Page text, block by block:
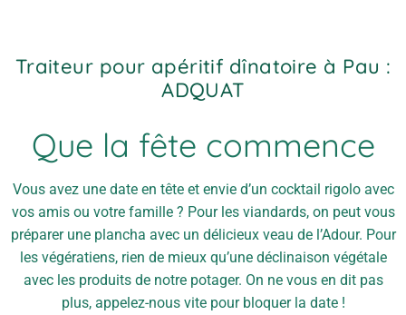
Traiteur pour apéritif dînatoire à Pau :
ADQUAT
Que la fête commence
Vous avez une date en tête et envie d’un cocktail rigolo avec
vos amis ou votre famille ? Pour les viandards, on peut vous
préparer une plancha avec un délicieux veau de l’Adour. Pour
les végératiens, rien de mieux qu’une déclinaison végétale
avec les produits de notre potager. On ne vous en dit pas
plus, appelez-nous vite pour bloquer la date !